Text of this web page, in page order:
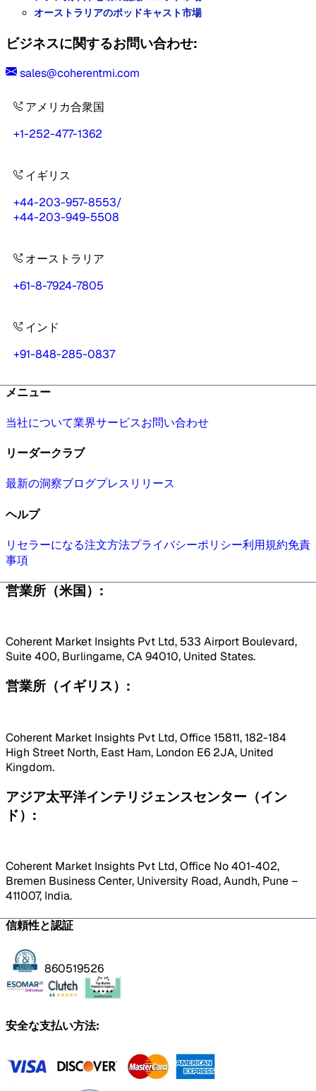
オーストラリアのポッドキャスト市場
ビジネスに関するお問い合わせ:
sales@coherentmi.com
アメリカ合衆国
+1-252-477-1362
イギリス
+44-203-957-8553/
+44-203-949-5508
オーストラリア
+61-8-7924-7805
インド
+91-848-285-0837
メニュー
当社について業界サービスお問い合わせ
リーダークラブ
最新の洞察ブログプレスリリース
ヘルプ
リセラーになる注文方法プライバシーポリシー利用規約免責
事項
営業所（米国）:
Coherent Market Insights Pvt Ltd, 533 Airport Boulevard,
Suite 400, Burlingame, CA 94010, United States.
営業所（イギリス）:
Coherent Market Insights Pvt Ltd, Office 15811, 182-184
High Street North, East Ham, London E6 2JA, United
Kingdom.
アジア太平洋インテリジェンスセンター（イン
ド）:
Coherent Market Insights Pvt Ltd, Office No 401-402,
Bremen Business Center, University Road, Aundh, Pune –
411007, India.
信頼性と認証
860519526
安全な支払い方法: